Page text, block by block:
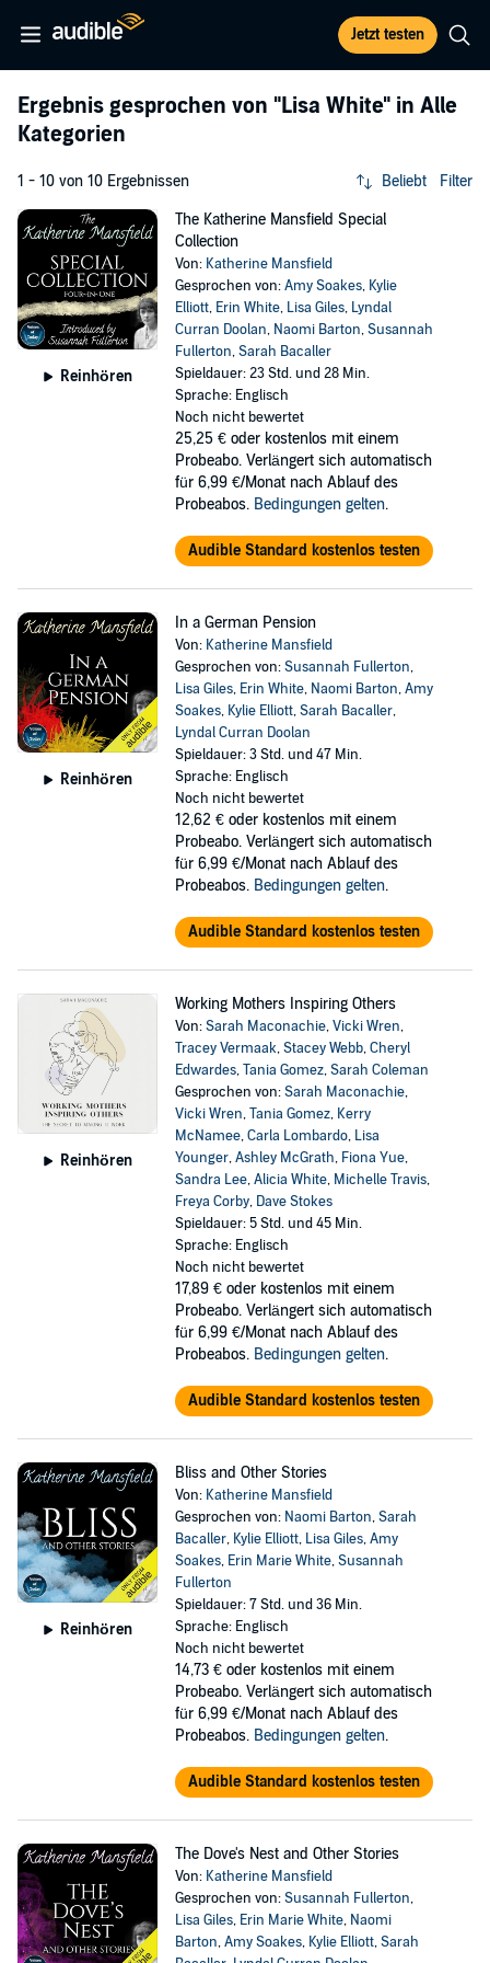
Jetzt testen
Ergebnis gesprochen von "Lisa White" in Alle
Kategorien
1 - 10 von 10 Ergebnissen Beliebt Filter
Reinhören
The Katherine Mansfield Special
Collection
Von: Katherine Mansfield
Gesprochen von:Amy Soakes, Kylie
Elliott, Erin White, Lisa Giles, Lyndal
Curran Doolan, Naomi Barton,Susannah
Fullerton,Sarah Bacaller
Spieldauer: 23 Std. und 28 Min.
Sprache: Englisch
Noch nicht bewertet
25,25 € oder kostenlos mit einem
Probeabo. Verlängert sich automatisch
für 6,99 €/Monat nach Ablauf des
Probeabos. Bedingungen gelten.
Audible Standard kostenlos testen
Reinhören
In a German Pension
Von: Katherine Mansfield
Gesprochen von:Susannah Fullerton,
Lisa Giles, Erin White, Naomi Barton,Amy
Soakes, Kylie Elliott,Sarah Bacaller,
Lyndal Curran Doolan
Spieldauer: 3 Std. und 47 Min.
Sprache: Englisch
Noch nicht bewertet
12,62 € oder kostenlos mit einem
Probeabo. Verlängert sich automatisch
für 6,99 €/Monat nach Ablauf des
Probeabos. Bedingungen gelten.
Audible Standard kostenlos testen
Reinhören
Working Mothers Inspiring Others
Von:Sarah Maconachie,Vicki Wren,
Tracey Vermaak,Stacey Webb,Cheryl
Edwardes,Tania Gomez,Sarah Coleman
Gesprochen von:Sarah Maconachie,
Vicki Wren,Tania Gomez, Kerry
McNamee,Carla Lombardo, Lisa
Younger,Ashley McGrath, Fiona Yue,
Sandra Lee,Alicia White, Michelle Travis,
Freya Corby, Dave Stokes
Spieldauer: 5 Std. und 45 Min.
Sprache: Englisch
Noch nicht bewertet
17,89 € oder kostenlos mit einem
Probeabo. Verlängert sich automatisch
für 6,99 €/Monat nach Ablauf des
Probeabos. Bedingungen gelten.
Audible Standard kostenlos testen
Reinhören
Bliss and Other Stories
Von: Katherine Mansfield
Gesprochen von: Naomi Barton,Sarah
Bacaller, Kylie Elliott, Lisa Giles,Amy
Soakes, Erin Marie White,Susannah
Fullerton
Spieldauer: 7 Std. und 36 Min.
Sprache: Englisch
Noch nicht bewertet
14,73 € oder kostenlos mit einem
Probeabo. Verlängert sich automatisch
für 6,99 €/Monat nach Ablauf des
Probeabos. Bedingungen gelten.
Audible Standard kostenlos testen
The Dove's Nest and Other Stories
Von: Katherine Mansfield
Gesprochen von:Susannah Fullerton,
Lisa Giles, Erin Marie White, Naomi
Barton,Amy Soakes, Kylie Elliott,Sarah